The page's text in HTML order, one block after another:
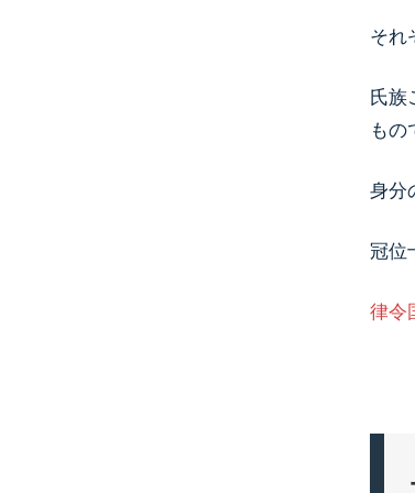
それ
氏族
もの
身分
冠位
律令